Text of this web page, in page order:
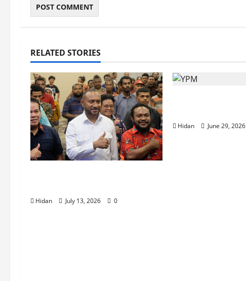
RELATED STORIES
Hidan July 13, 2026 0
Hidan June 29, 2026